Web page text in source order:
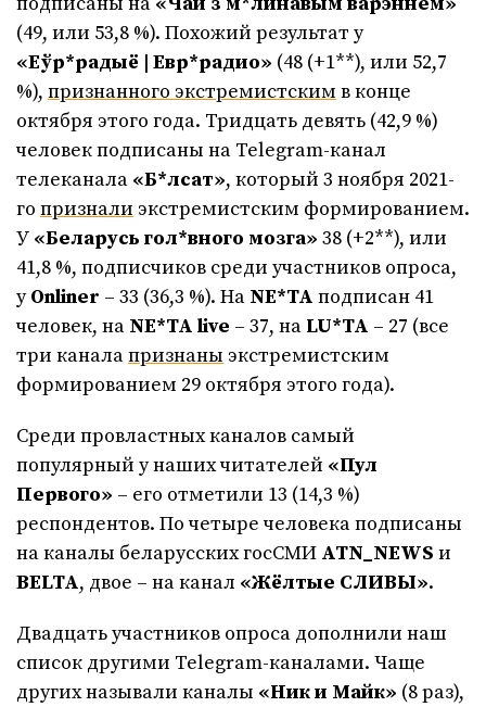
(49, или 53,8 %). Похожий результат у
«Еўр*радыё | Евр*радио» (48 (+1**), или 52,7
%), признанного экстремистским в конце
октября этого года. Тридцать девять (42,9 %)
человек подписаны на Telegram-канал
телеканала «Б*лсат», который 3 ноября 2021-
го признали экстремистским формированием.
У «Беларусь гол*вного мозга» 38 (+2**), или
41,8 %, подписчиков среди участников опроса,
уOnliner – 33 (36,3 %). На NE*TA подписан 41
человек, на NE*TA live – 37, на LU*TA – 27 (все
три каналапризнаны экстремистским
формированием 29 октября этого года).
Среди провластных каналов самый
популярный у наших читателей «Пул
Первого» – его отметили 13 (14,3 %)
респондентов. По четыре человека подписаны
на каналы беларусских госСМИ ATN_NEWS и
BELTA, двое – на канал «Жёлтые СЛИВЫ».
Двадцать участников опроса дополнили наш
список другими Telegram-каналами. Чаще
других называли каналы «Ник и Майк» (8 раз),